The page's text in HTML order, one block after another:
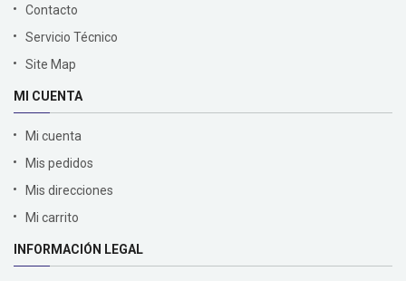
Contacto
Servicio Técnico
Site Map
MI CUENTA
Mi cuenta
Mis pedidos
Mis direcciones
Mi carrito
INFORMACIÓN LEGAL